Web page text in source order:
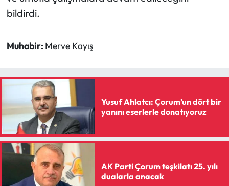
bildirdi.
Muhabir: Merve Kayış
Yusuf Ahlatcı: Çorum’un dört bir
yanını eserlerle donatıyoruz
AK Parti Çorum teşkilatı 25. yılı
dualarla anacak
Yayla Haber
Yemek Tarifleri